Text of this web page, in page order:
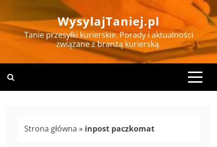
to
content
WysylajTaniej.pl
Tanie przesyłki kurierskie. Porady i aktualności
związane z branżą kurierską.
Strona główna » inpost paczkomat